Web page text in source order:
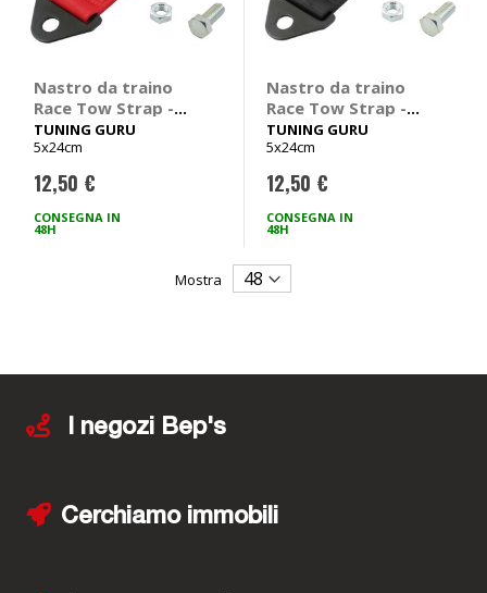
Nastro da traino
Race Tow Strap -
TUNING GURU
TUNING GURU
5x24cm
12,50 €
CONSEGNA IN
48H
Nastro da traino
Race Tow Strap -
TUNING GURU
TUNING GURU
5x24cm
12,50 €
CONSEGNA IN
48H
Mostra
I negozi Bep's
Cerchiamo immobili